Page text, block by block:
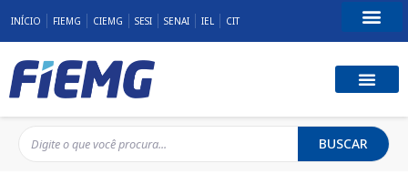
INÍCIO FIEMG CIEMG SESI SENAI IEL CIT
BUSCAR